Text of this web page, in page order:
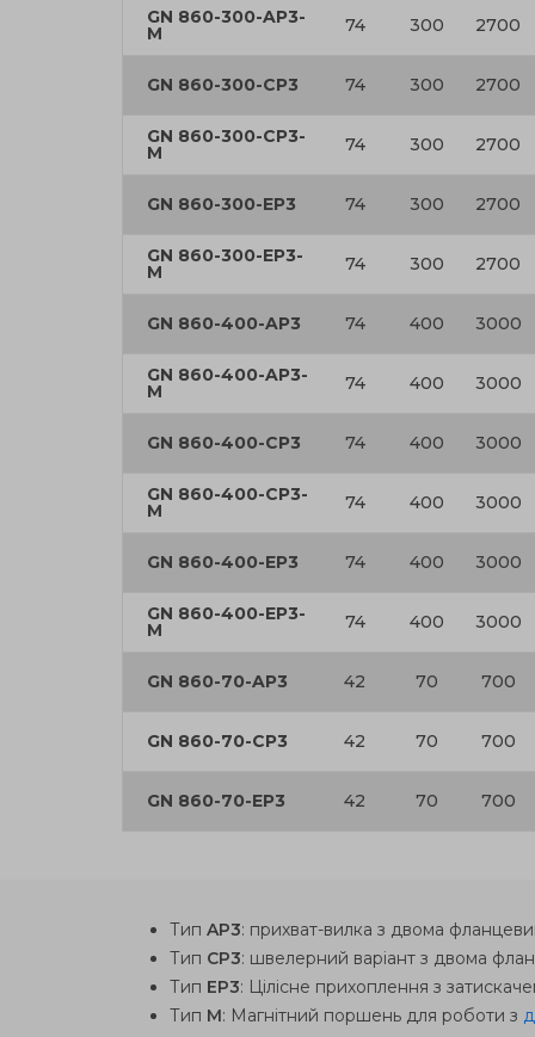
GN 860-300-AP3-
M 74 300 2700
GN 860-300-CP3 74 300 2700
GN 860-300-CP3-
M 74 300 2700
GN 860-300-EP3 74 300 2700
GN 860-300-EP3-
M 74 300 2700
GN 860-400-AP3 74 400 3000
GN 860-400-AP3-
M 74 400 3000
GN 860-400-CP3 74 400 3000
GN 860-400-CP3-
M 74 400 3000
GN 860-400-EP3 74 400 3000
GN 860-400-EP3-
M 74 400 3000
GN 860-70-AP3 42 70 700
GN 860-70-CP3 42 70 700
GN 860-70-EP3 42 70 700
Тип AP3: прихват-вилка з двома
Тип CP3: швелерний варіант з двома
Тип EP3: Цілісне прихоплення з
Тип M: Магнітний поршень для роботи з